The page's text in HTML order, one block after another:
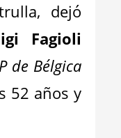
dejó
Fagioli
de Bélgica
52 años y